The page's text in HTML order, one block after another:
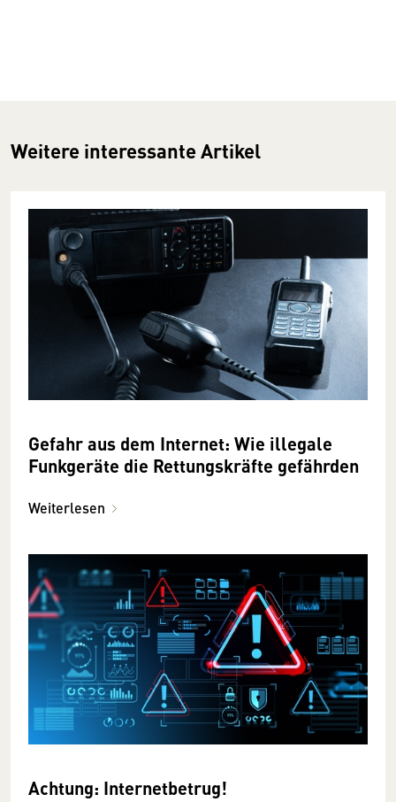
Weitere interessante Artikel
Gefahr aus dem Internet: Wie illegale
Funkgeräte die Rettungskräfte gefährden
Weiterlesen
Achtung: Internetbetrug!